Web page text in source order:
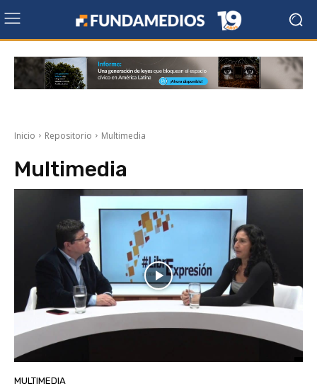
Inicio Repositorio Multimedia
Multimedia
MULTIMEDIA